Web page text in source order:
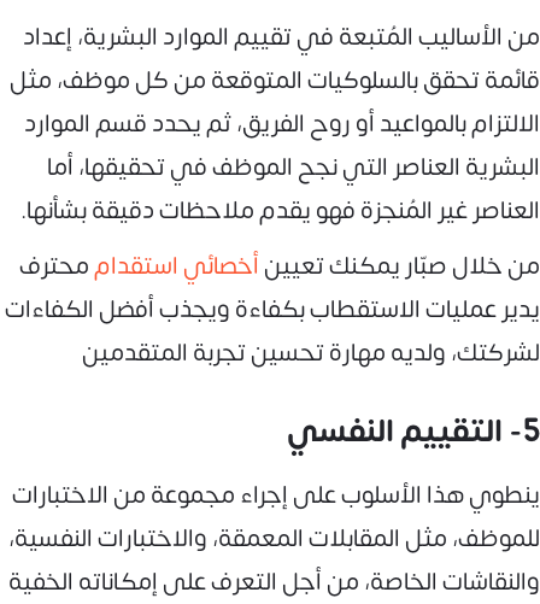
من الأساليب المُتبعة في تقييم الموارد البشرية، إعداد
قائمة تحقق بالسلوكيات المتوقعة من كل موظف، مثل
الالتزام بالمواعيد أو روح الفريق، ثم يحدد قسم الموارد
البشرية العناصر التي نجح الموظف في تحقيقها، أما
العناصر غير المُنجزة فهو يقدم ملاحظات دقيقة بشأنها.
من خلال صبّار يمكنك تعيينأخصائي استقداممحترف
يدير عمليات الاستقطاب بكفاءة ويجذب أفضل الكفاءات
لشركتك، ولديه مهارة تحسين تجربة المتقدمين
5- التقييم النفسي
ينطوي هذا الأسلوب على إجراء مجموعة من الاختبارات
للموظف، مثل المقابلات المعمقة، والاختبارات النفسية،
والنقاشات الخاصة، من أجل التعرف على إمكاناته الخفية